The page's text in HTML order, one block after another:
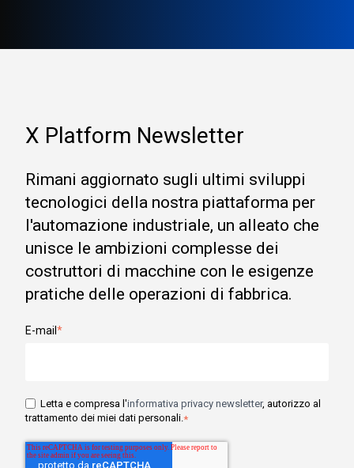
X Platform Newsletter
Rimani aggiornato sugli ultimi sviluppi
tecnologici della nostra piattaforma per
l'automazione industriale, un alleato che
unisce le ambizioni complesse dei
costruttori di macchine con le esigenze
pratiche delle operazioni di fabbrica.
E-mail *
Letta e compresa l'informativa privacy newsletter, autorizzo al
trattamento dei miei dati personali.*